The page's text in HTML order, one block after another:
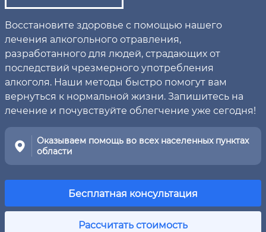
Восстановите здоровье с помощью нашего
лечения алкогольного отравления,
разработанного для людей, страдающих от
последствий чрезмерного употребления
алкоголя. Наши методы быстро помогут вам
вернуться к нормальной жизни. Запишитесь на
лечение и почувствуйте облегчение уже сегодня!
Оказываем помощь во всех населенных пунктах
области
Бесплатная консультация
Рассчитать стоимость